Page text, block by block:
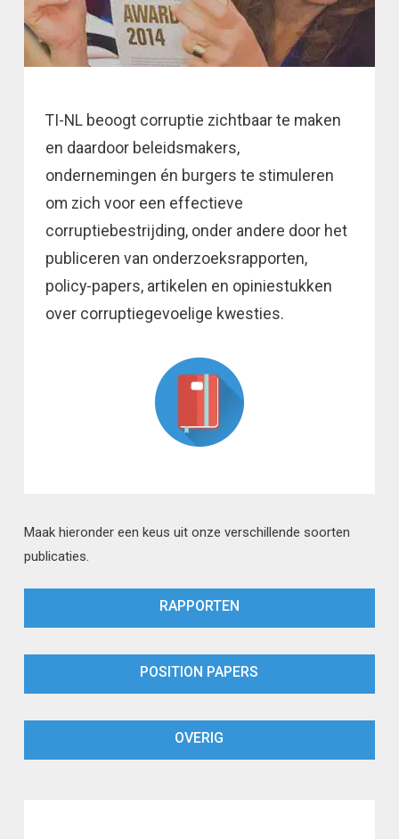
TI-NL beoogt corruptie zichtbaar te maken
en daardoor beleidsmakers,
ondernemingen én burgers te stimuleren
om zich voor een effectieve
corruptiebestrijding, onder andere door het
publiceren van onderzoeksrapporten,
policy-papers, artikelen en opiniestukken
over corruptiegevoelige kwesties.
Maak hieronder een keus uit onze verschillende soorten
publicaties.
RAPPORTEN
POSITION PAPERS
OVERIG